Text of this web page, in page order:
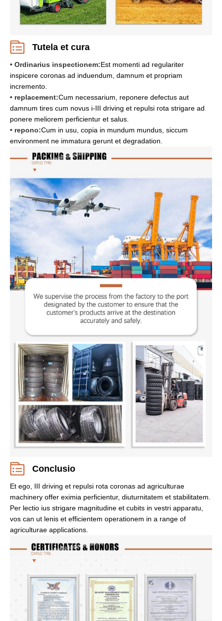
Tutela et cura
• Ordinarius inspectionem:Est momenti ad regulariter
inspicere coronas ad induendum, damnum et propriam
incremento.
• replacement:Cum necessarium, reponere defectus aut
damnum tires cum novus i-III driving et repulsi rota strigare ad
ponere meliorem perficientur et salus.
• repono:Cum in usu, copia in mundum mundus, siccum
environment ne immatura gerunt et degradation.
Conclusio
Et ego, III driving et repulsi rota coronas ad agriculturae
machinery offer eximia perficientur, diuturnitatem et stabilitatem.
Per lectio ius strigare magnitudine et cubits in vestri apparatu,
vos can ut lenis et efficientem operationem in a range of
agriculturae applications.